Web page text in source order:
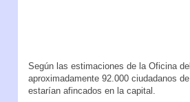
Según las estimaciones de la Oficina
aproximadamente 92.000 ciudadanos
estarían afincados en la capital.